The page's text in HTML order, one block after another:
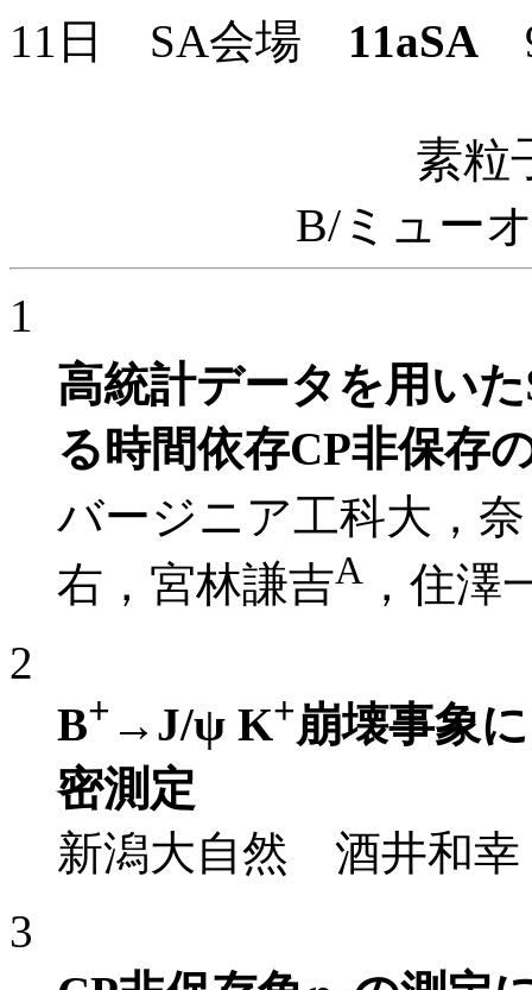
11日 SA会場 11aSA
素粒
B/ミュー
1
高統計データを用い
る時間依存CP非保存
バージニア工科大，
右，宮林謙吉A ，住澤
2
B+ →J/ψ K+崩壊事象
密測定
新潟大自然 酒井和幸
3